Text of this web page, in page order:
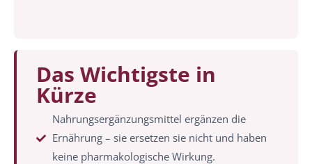
Das Wichtigste in
Kürze
Nahrungsergänzungsmittel ergänzen die
Ernährung – sie ersetzen sie nicht und haben
keine pharmakologische Wirkung.